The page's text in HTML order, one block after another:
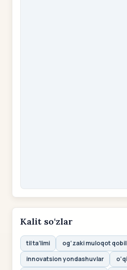
Kalit so‘zlar
til ta’limi
og‘zaki muloqot
innovatsion yondashuvlar